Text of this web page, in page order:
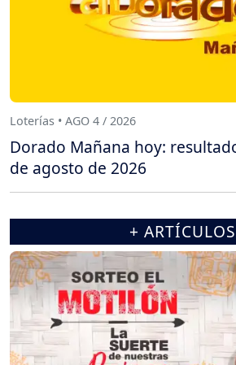
Loterías • AGO 4 / 2026
Dorado Mañana hoy:
de agosto de 2026
+ ARTÍCULOS